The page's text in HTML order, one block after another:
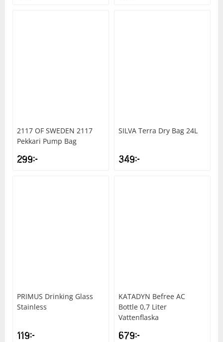
2117 OF SWEDEN 2117
Pekkari Pump Bag
299kr
SILVA Terra Dry Bag 24L
349kr
PRIMUS Drinking Glass
Stainless
119kr
KATADYN Befree AC
Bottle 0,7 Liter
Vattenflaska
679kr